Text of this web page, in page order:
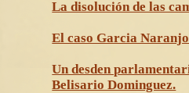
La disolución de las
El caso Garcia
Un desden
Belisario Dominguez.